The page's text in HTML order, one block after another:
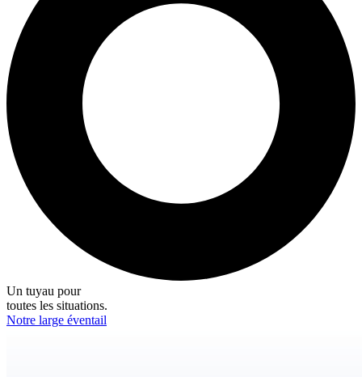
Un tuyau pour
toutes les situations.
Notre large éventail